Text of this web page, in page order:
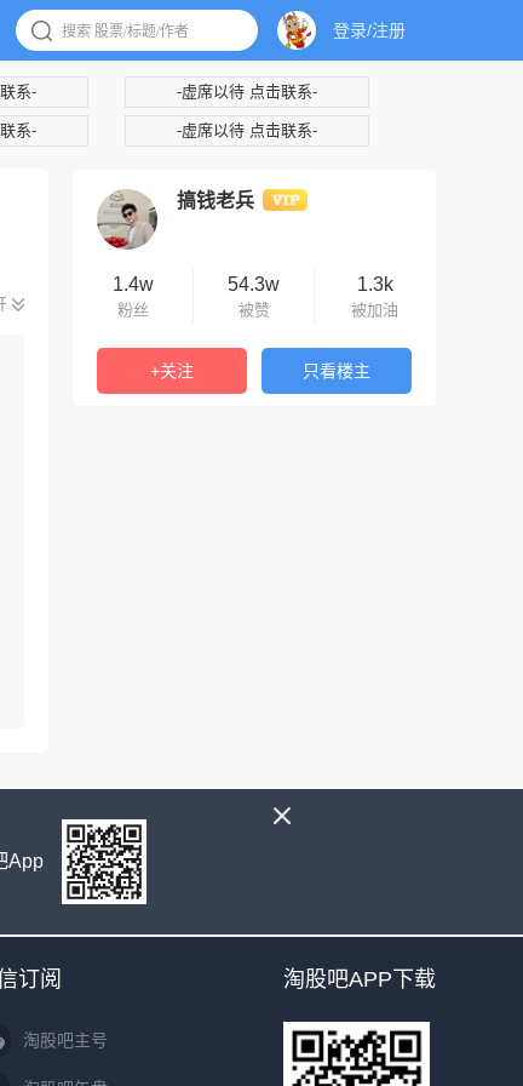
登录/注册
搞钱老兵
1.4w
粉丝
54.3w
被赞
1.3k
被加油
+关注 只看楼主
系- -虚席以待 点击联系-
系- -虚席以待 点击联系-
App
订阅
淘股吧主号
淘股吧APP下载